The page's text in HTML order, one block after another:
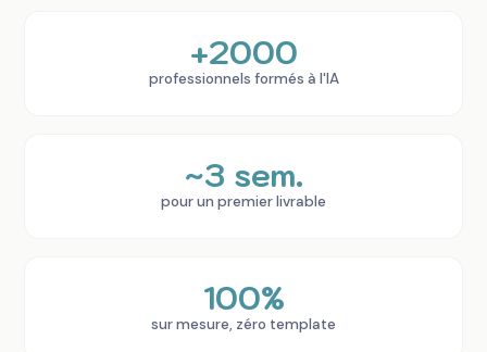
+2000
professionnels formés à l'IA
~3 sem.
pour un premier livrable
100%
sur mesure, zéro template